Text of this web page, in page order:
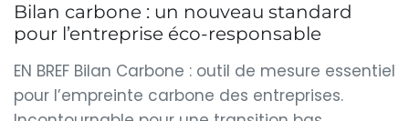
Bilan carbone : un nouveau standard
pour l’entreprise éco-responsable
EN BREF Bilan Carbone : outil de mesure essentiel
pour l’empreinte carbone des entreprises.